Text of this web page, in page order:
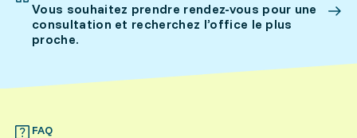
Vous souhaitez prendre rendez-vous pour une
consultation et recherchez l’office le plus
proche.
FAQ